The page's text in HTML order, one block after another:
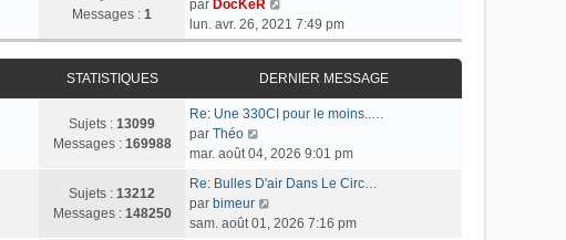
Messages : 1
par DocKeR
o
n
s
u
l
t
r
l
d
lun. avr. 26, 2021 7:49 pm
STATISTIQUES DERNIER MESSAGE
Sujets : 13099
Messages : 169988
Re: Une 330CI pour le moins..…
par Théo
o
s
u
l
mar. août 04, 2026 9:01 pm
Sujets : 13212
Messages : 148250
Re: Bulles D'air Dans Le Circ…
par bimeur
o
sam. août 01, 2026 7:16 pm